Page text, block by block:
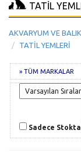
TATİL
AKVARYUM VE
TATİL YEMLERİ
» TÜM MARKALAR
Sadece